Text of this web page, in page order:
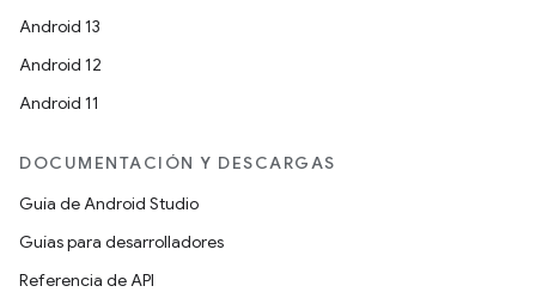
Android 13
Android 12
Android 11
DOCUMENTACIÓN Y DESCARGAS
Guía de Android Studio
Guías para desarrolladores
Referencia de API